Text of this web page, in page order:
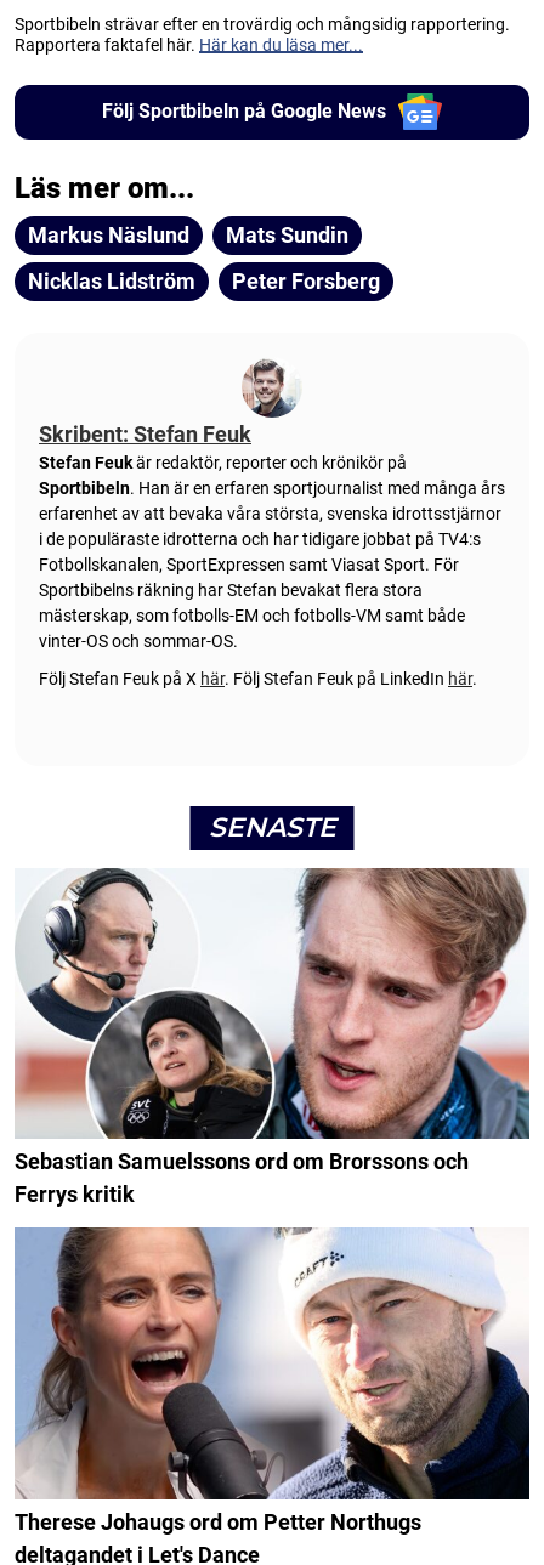
Sportbibeln strävar efter en trovärdig och mångsidig rapportering.
Rapportera faktafel här. Här kan du läsa mer...
Följ Sportbibeln på Google News
Läs mer om...
Markus Näslund
Mats Sundin
Nicklas Lidström
Peter Forsberg
Skribent: Stefan Feuk
Stefan Feukär redaktör, reporter och krönikör på
Sportbibeln. Han är en erfaren sportjournalist med många års
erfarenhet av att bevaka våra största, svenska idrottsstjärnor
i de populäraste idrotterna och har tidigare jobbat på TV4:s
Fotbollskanalen, SportExpressen samt Viasat Sport. För
Sportbibelns räkning har Stefan bevakat flera stora
mästerskap, som fotbolls-EM och fotbolls-VM samt både
vinter-OS och sommar-OS.
Följ Stefan Feuk på X här. Följ Stefan Feuk på LinkedIn här.
SENASTE
Sebastian Samuelssons ord om Brorssons och
Ferrys kritik
Therese Johaugs ord om Petter Northugs
deltagandet i Let's Dance